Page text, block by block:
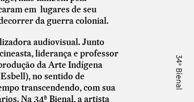
em lugares de seu
da guerra colonial.
audiovisual. Junto
liderança e professor
da Arte Indígena
no sentido de
transcendendo, com sua
Na 34ª Bienal, a artista